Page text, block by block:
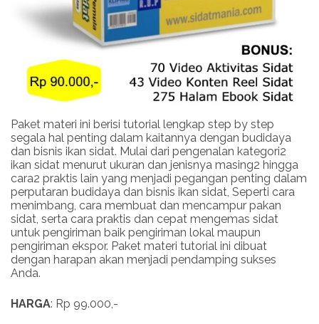
Paket materi ini berisi tutorial lengkap step by step
segala hal penting dalam kaitannya dengan budidaya
dan bisnis ikan sidat. Mulai dari pengenalan kategori2
ikan sidat menurut ukuran dan jenisnya masing2 hingga
cara2 praktis lain yang menjadi pegangan penting dalam
perputaran budidaya dan bisnis ikan sidat, Seperti cara
menimbang, cara membuat dan mencampur pakan
sidat, serta cara praktis dan cepat mengemas sidat
untuk pengiriman baik pengiriman lokal maupun
pengiriman ekspor. Paket materi tutorial ini dibuat
dengan harapan akan menjadi pendamping sukses
Anda.
HARGA: Rp 99.000,-